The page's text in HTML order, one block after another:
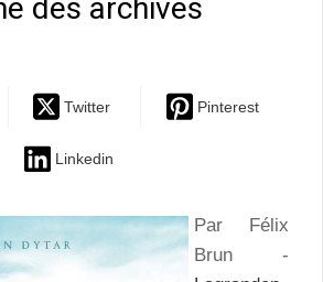
des archives
Twitter Pinterest
Linkedin
Par Félix
Brun -